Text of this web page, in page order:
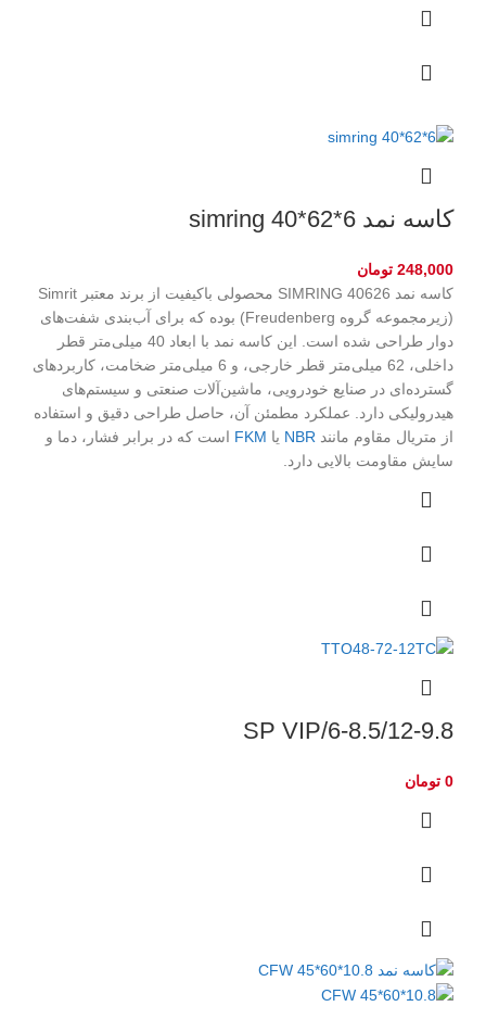
کاسه نمد simring 40*62*6
248,000 تومان
کاسه نمد SIMRING 40626 محصولی باکیفیت از برند معتبر Simrit
(زیرمجموعه گروه Freudenberg) بوده که برای آب‌بندی شفت‌های
دوار طراحی شده است. این کاسه نمد با ابعاد 40 میلی‌متر قطر
داخلی، 62 میلی‌متر قطر خارجی، و 6 میلی‌متر ضخامت، کاربردهای
گسترده‌ای در صنایع خودرویی، ماشین‌آلات صنعتی و سیستم‌های
هیدرولیکی دارد. عملکرد مطمئن آن، حاصل طراحی دقیق و استفاده
از متریال مقاوم مانند NBR یا FKM است که در برابر فشار، دما و
سایش مقاومت بالایی دارد.
6-8.5/12-9.8/SP VIP
0 تومان